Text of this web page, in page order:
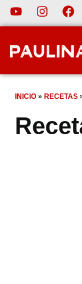
INICIO » RECETAS